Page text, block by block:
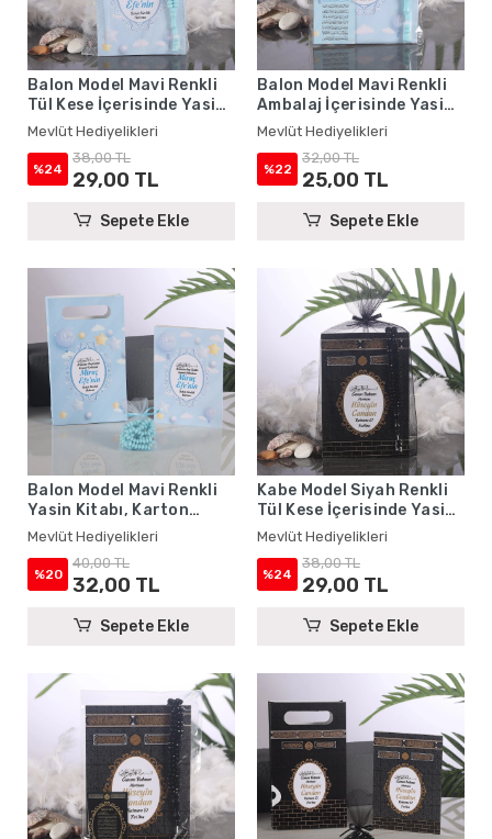
Balon Model Mavi Renkli
Tül Kese İçerisinde Yasin
Kitabı ve Tesbih - Mevlüt
Hediyelikleri
Mevlüt Hediyelikleri
%24
38,00 TL
29,00 TL
Sepete Ekle
Balon Model Mavi Renkli
Ambalaj İçerisinde Yasin
Kitabı, Magnet ve Tesbih -
Mevlüt Hediyelikleri
Mevlüt Hediyelikleri
%22
32,00 TL
25,00 TL
Sepete Ekle
Balon Model Mavi Renkli
Yasin Kitabı, Karton
Çanta ve Tesbih - Mevlüt
Hediyelikleri
Mevlüt Hediyelikleri
%20
40,00 TL
32,00 TL
Sepete Ekle
Kabe Model Siyah Renkli
Tül Kese İçerisinde Yasin
Kitabı ve Tesbih - Mevlüt
Hediyelikleri
Mevlüt Hediyelikleri
%24
38,00 TL
29,00 TL
Sepete Ekle